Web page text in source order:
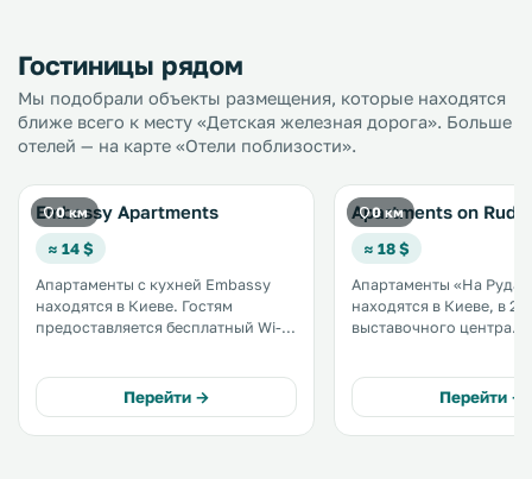
Гостиницы рядом
Мы подобрали объекты размещения, которые находятся
ближе всего к месту «Детская железная дорога». Больше
отелей — на карте «Отели поблизости».
0 км
Embassy Apartments
≈ 14 $
Апартаменты с кухней Embassy
находятся в Киеве. Гостям
предоставляется бесплатный Wi-
железнодорожного вокзала Киева
- 4,9 км. .
Перейти →
0 км
Apartments on
≈ 18 $
Апартаменты «На
находятся в Киеве, в 2
выставочного центра
территории. Расстояние до
Софийского собора
км. .
Перейти →